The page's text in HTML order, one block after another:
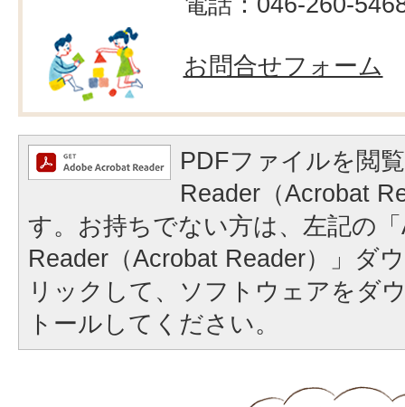
お問合せフォーム
PDFファイルを閲
Reader（Acrobat
す。お持ちでない方は、左記の
Reader（Acrobat Reader）」ダ
リックして、ソフトウェアをダ
トールしてください。